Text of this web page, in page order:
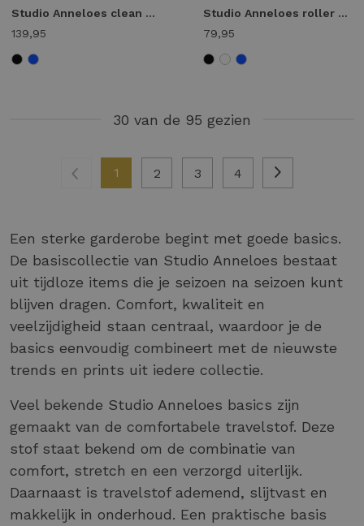
Studio Anneloes clean blazer 94843 Blazers 6900 dark blue
139,95
Studio Anneloes roller shirt 94845 T-shirt Korte mouw 9000 black
79,95
30 van de 95 gezien
1 2 3 4
Een sterke garderobe begint met goede basics.
De basiscollectie van Studio Anneloes bestaat
uit tijdloze items die je seizoen na seizoen kunt
blijven dragen. Comfort, kwaliteit en
veelzijdigheid staan centraal, waardoor je de
basics eenvoudig combineert met de nieuwste
trends en prints uit iedere collectie.
Veel bekende Studio Anneloes basics zijn
gemaakt van de comfortabele travelstof. Deze
stof staat bekend om de combinatie van
comfort, stretch en een verzorgd uiterlijk.
Daarnaast is travelstof ademend, slijtvast en
makkelijk in onderhoud. Een praktische basis